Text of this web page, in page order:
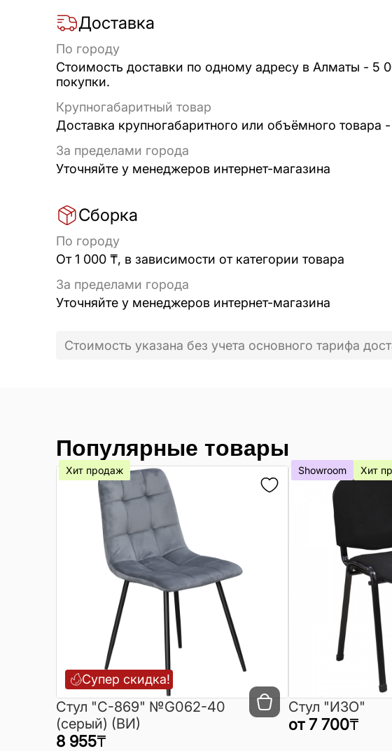
Доставка
По городу
Стоимость доставки по одному адресу в Алматы - 5
покупки.
Крупногабаритный товар
Доставка крупногабаритного или объёмного товара
За пределами города
Уточняйте у менеджеров интернет-магазина
Сборка
По городу
От 1 000 ₸, в зависимости от категории товара
За пределами города
Уточняйте у менеджеров интернет-магазина
Стоимость указана без учета основного тарифа
Популярные товары
Супер скидка!
Хит продаж
Cтул "C-869" №G062-40
(серый) (ВИ)
8 955₸
Showroom Хит
Стул "ИЗО"
от 7 700₸